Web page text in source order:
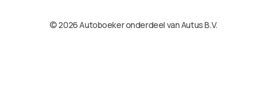
© 2026 Autoboeker onderdeel van Autus B.V.